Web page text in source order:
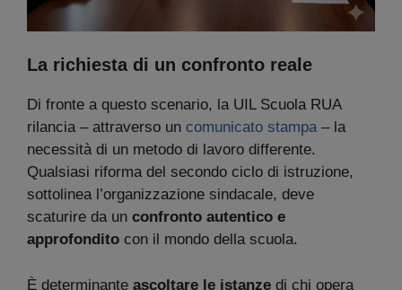
La richiesta di un confronto reale
Di fronte a questo scenario, la UIL Scuola RUA
rilancia – attraverso un comunicato stampa– la
necessità di un metodo di lavoro differente.
Qualsiasi riforma del secondo ciclo di istruzione,
sottolinea l’organizzazione sindacale, deve
scaturire da un confronto autentico e
approfondito con il mondo della scuola.
È determinante ascoltare le istanze di chi opera